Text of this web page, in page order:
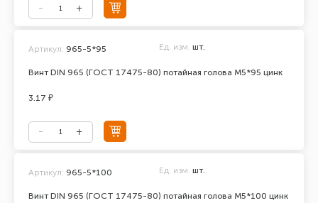
Винт DIN 965 (ГОСТ 17475-80) потайная голова М5*95 цинк
Артикул: 965-5*95 Ед. изм. шт.
3.17 ₽
Винт DIN 965 (ГОСТ 17475-80) потайная голова М5*100 цинк
Артикул: 965-5*100 Ед. изм. шт.